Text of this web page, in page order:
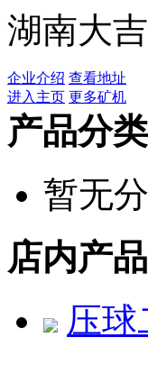
湖南大
企业介绍 查看地址
进入主页 更多矿机
产品分类
暂无
店内产品
压球